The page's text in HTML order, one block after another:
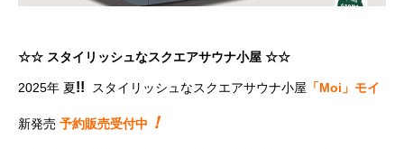
☆☆ スタイリッシュなスクエアサウナ小屋 ☆☆
2025年 夏!! スタイリッシュなスクエアサウナ小屋 「Moi」モイ
新発売 予約販売受付中 ！